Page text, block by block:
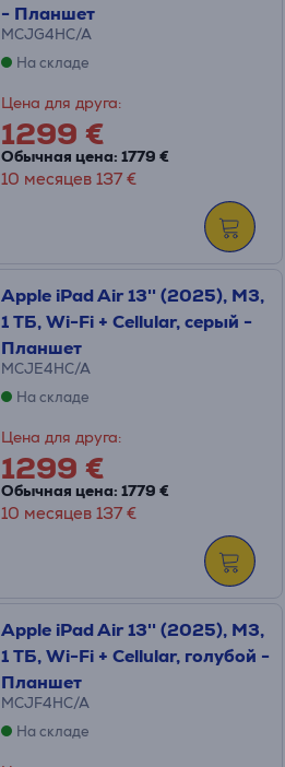
- Планшет
MCJG4HC/A
На складе
Цена для друга:
1299 €
Обычная цена: 1779 €
10 месяцев 137 €
Apple iPad Air 13'' (2025), M3,
1 ТБ, Wi-Fi + Cellular, серый -
Планшет
MCJE4HC/A
На складе
Цена для друга:
1299 €
Обычная цена: 1779 €
10 месяцев 137 €
Apple iPad Air 13'' (2025), M3,
1 ТБ, Wi-Fi + Cellular, голубой -
Планшет
MCJF4HC/A
На складе